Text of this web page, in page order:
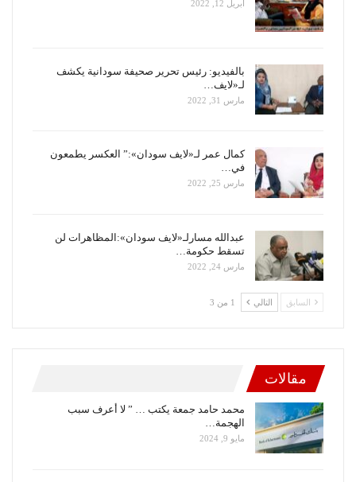
أبريل 12, 2022
بالفيديو: رئيس تحرير صحيفة سودانية يكشف
لـ«لايف…
مارس 31, 2022
كمال عمر لـ«لايف سودان»:” العكسر يطمعون
في…
مارس 25, 2022
عبدالله مسارلـ«لايف سودان»:المظاهرات لن
تسقط حكومة…
مارس 24, 2022
السابق التالي 1 من 3
مقالات
محمد حامد جمعة يكتب … ” لا أعرف سبب
الهجمة…
مايو 9, 2024